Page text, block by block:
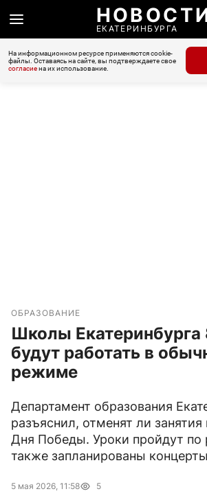
ЕКАТЕРИНБУРГА
На информационном ресурсе применяются cookie-
файлы. Оставаясь на сайте, вы подтверждаете свое
согласиена их использование.
ОБРАЗОВАНИЕ
Школы Екатеринбурга
будут работать в
режиме
Департамент образования
разъяснил, отменят ли
Дня Победы. Уроки пройдут по
также запланированы
5 мая 2026, 11:58 5